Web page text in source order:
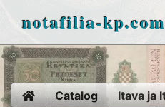
notafilia-kp.com
HomeCatalog Itava ja